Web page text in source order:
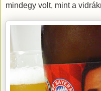
mindegy volt, mint a